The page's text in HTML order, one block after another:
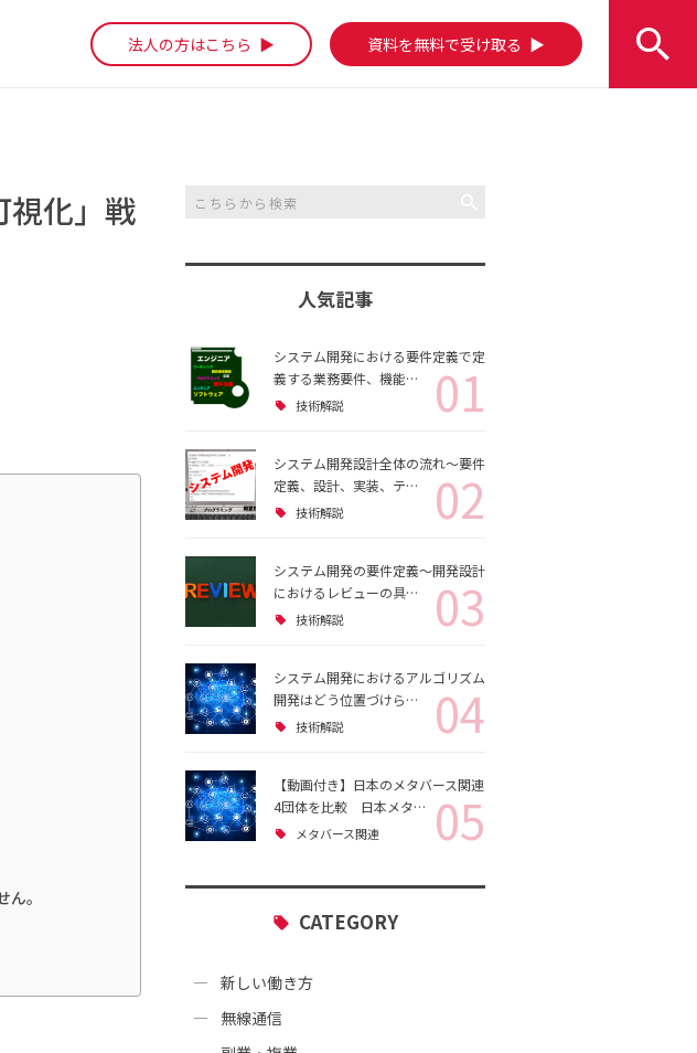
法人の方はこちら 資料を無料で受け取る
視化」戦
。
人気記事
システム開発における要件定義で定
義する業務要件、機能…
技術解説 01
システム開発設計全体の流れ～要件
定義、設計、実装、テ…
技術解説 02
システム開発の要件定義～開発設計
におけるレビューの具…
技術解説 03
システム開発におけるアルゴリズム
開発はどう位置づけら…
技術解説 04
【動画付き】日本のメタバース関連
4団体を比較 日本メタ…
メタバース関連 05
CATEGORY
新しい働き方
無線通信